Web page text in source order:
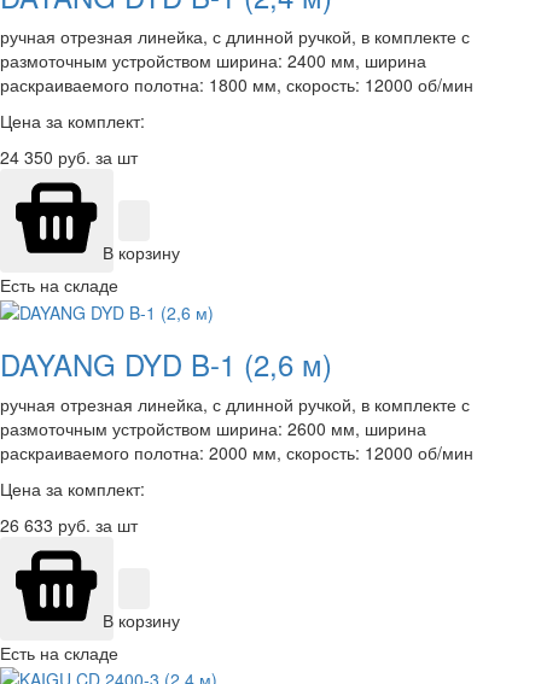
ручная отрезная линейка, с длинной ручкой, в комплекте с
размоточным устройством ширина: 2400 мм, ширина
раскраиваемого полотна: 1800 мм, скорость: 12000 об/мин
Цена за комплект:
24 350 руб. за шт
В корзину
Есть на складе
DAYANG DYD B-1 (2,6 м)
ручная отрезная линейка, с длинной ручкой, в комплекте с
размоточным устройством ширина: 2600 мм, ширина
раскраиваемого полотна: 2000 мм, скорость: 12000 об/мин
Цена за комплект:
26 633 руб. за шт
В корзину
Есть на складе